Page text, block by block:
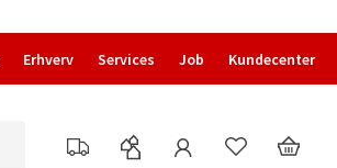
Erhverv Services Job Kundecenter